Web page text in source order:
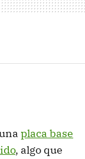
placa base
, algo que